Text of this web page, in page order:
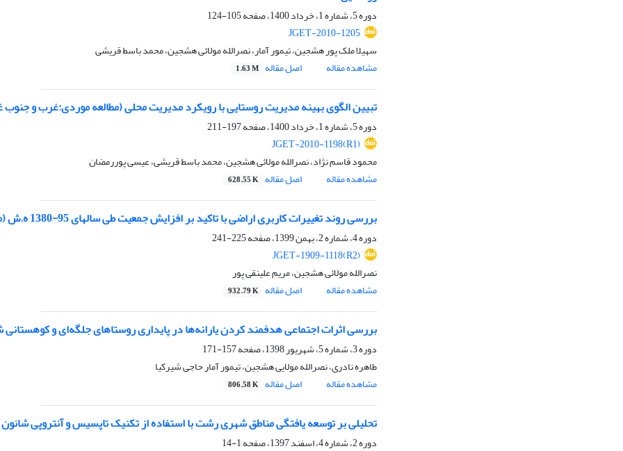
دوره 5، شماره 1، خرداد 1400، صفحه
105-124
JGET-2010-1205
سهیلا ملک پور هشجین، تیمور آمار، نصرالله مولائی هشجین، محمد باسط قریشی
مشاهده مقاله
اصل مقاله 1.63 M
تبیین الگوی بهینه مدیریت روستایی با رویکرد مدیریت محلی (مطالعه موردی:غرب و
دوره 5، شماره 1، خرداد 1400، صفحه
197-211
JGET-2010-1198(R1)
محمود قاسم نژاد، نصرالله مولائی هشجین، محمد باسط قریشی، عیسی پوررمضان
مشاهده مقاله
اصل مقاله 628.55 K
بررسی روند تغییرات کاربری اراضی با تاکید بر افزایش جمعیت طی سالهای 95-1380 ه.ش (مطالعه موردی:شهرستان رشت ، استان گیلان)
دوره 4، شماره 2، بهمن 1399، صفحه
225-241
JGET-1909-1118(R2)
نصرالله مولائی هشجین، مریم علینقی پور
مشاهده مقاله
اصل مقاله 932.79 K
بررسی اثرات اجتماعی هدفمند کردن یارانه‌ها در پایداری روستاهای جلگه‌ای و
دوره 3، شماره 5، شهریور 1398، صفحه
157-171
طاهره نادری، نصرالله مولایی هشجین، تیمور آمار حاجی شیرکیا
مشاهده مقاله
اصل مقاله 806.58 K
تحلیلی بر توسعه یافتگی مناطق شهری رشت با استفاده از تکنیک تاپسیس و آنتروپی شانون
دوره 2، شماره 4، اسفند 1397، صفحه 1-14